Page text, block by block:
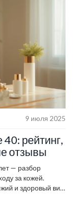
9 июля 2025
рейтинг,
отзывы
— разбор
за кожей.
и здоровый вид